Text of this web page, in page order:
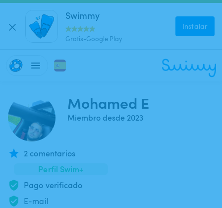
Swimmy
Gratis-Google Play
Instalar
Mohamed E
Miembro desde 2023
2 comentarios
Perfil Swim+
Pago verificado
E-mail